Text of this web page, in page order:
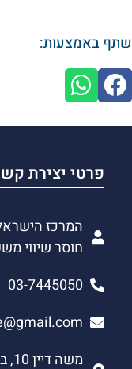
שתף באמצעות:
פרטי יצירת
המרכז
חוסר שיווי
03-7445050